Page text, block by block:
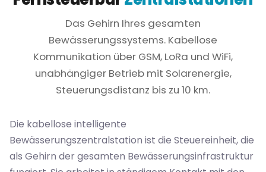
Das Gehirn Ihres gesamten
Bewässerungssystems. Kabellose
Kommunikation über GSM, LoRa und WiFi,
unabhängiger Betrieb mit Solarenergie,
Steuerungsdistanz bis zu 10 km.
Die kabellose intelligente
Bewässerungszentralstation ist die Steuereinheit, die
als Gehirn der gesamten Bewässerungsinfrastruktur